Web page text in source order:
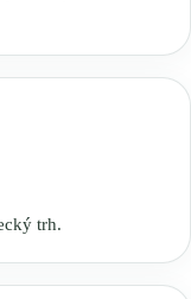
trh.